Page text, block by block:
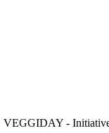
VEGGIDAY -